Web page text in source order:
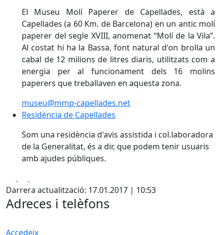
El Museu Molí Paperer de Capellades, està a
Capellades (a 60 Km. de Barcelona) en un antic molí
paperer del segle XVIII, anomenat “Molí de la Vila”.
Al costat hi ha la Bassa, font natural d'on brolla un
cabal de 12 milions de litres diaris, utilitzats com a
energia per al funcionament dels 16 molins
paperers que treballaven en aquesta zona.
museu@mmp-capellades.net
Residència de Capellades
Som una residència d'avis assistida i col.laboradora
de la Generalitat, és a dir, que podem tenir usuaris
amb ajudes públiques.
Darrera actualització: 17.01.2017 | 10:53
Adreces i telèfons
Accedeix